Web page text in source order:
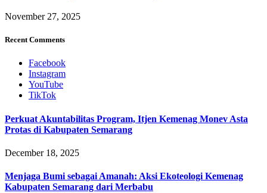
November 27, 2025
Recent Comments
Facebook
Instagram
YouTube
TikTok
Perkuat Akuntabilitas Program, Itjen Kemenag Monev Asta
Protas di Kabupaten Semarang
December 18, 2025
Menjaga Bumi sebagai Amanah: Aksi Ekoteologi Kemenag
Kabupaten Semarang dari Merbabu